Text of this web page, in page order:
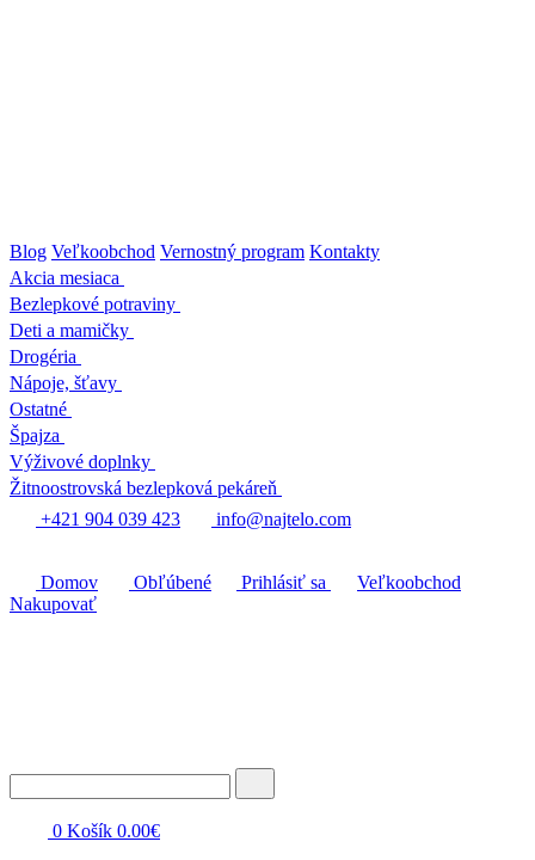
Blog Veľkoobchod Vernostný program Kontakty
Akcia mesiaca
Bezlepkové potraviny
Deti a mamičky
Drogéria
Nápoje, šťavy
Ostatné
Špajza
Výživové doplnky
Žitnoostrovská bezlepková pekáreň
+421 904 039 423
info@najtelo.com
Domov Obľúbené Prihlásiť sa
Veľkoobchod
Nakupovať
0 Košík 0.00€